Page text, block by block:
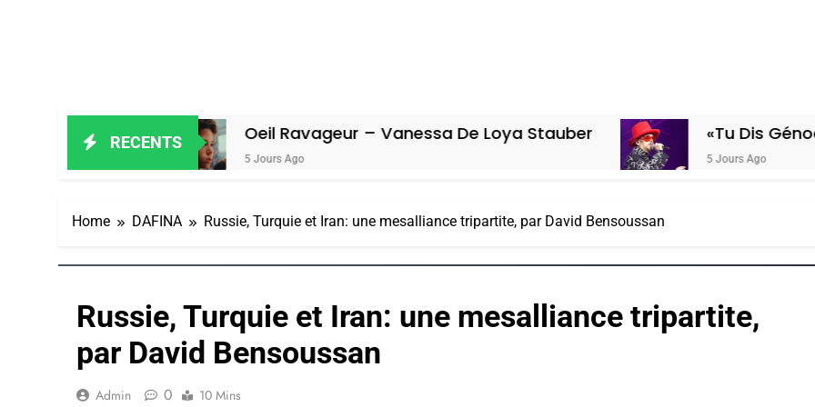
RECENTSOeil Ravageur – Vanessa De Loya Stauber
5 Jours Ago
«Tu Dis Génocide, Je
5 Jours Ago
Home DAFINA Russie, Turquie et Iran: une mesalliance tripartite, par David Bensoussan
Russie, Turquie et Iran: une mesalliance tripartite,
par David Bensoussan
Admin 0 10 Mins